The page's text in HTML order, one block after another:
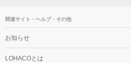
関連サイト・ヘルプ・その他
お知らせ
LOHACOとは